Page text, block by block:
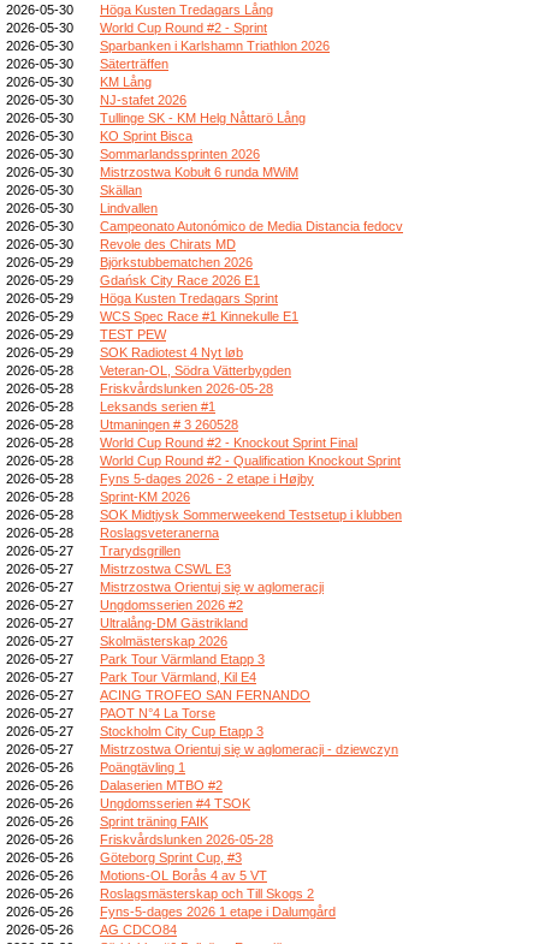
2026-05-30
Höga Kusten Tredagars Lång
2026-05-30
World Cup Round #2 - Sprint
2026-05-30
Sparbanken i Karlshamn Triathlon 2026
2026-05-30
Säterträffen
2026-05-30
KM Lång
2026-05-30
NJ-stafet 2026
2026-05-30
Tullinge SK - KM Helg Nåttarö Lång
2026-05-30
KO Sprint Bisca
2026-05-30
Sommarlandssprinten 2026
2026-05-30
Mistrzostwa Kobułt 6 runda MWiM
2026-05-30
Skällan
2026-05-30
Lindvallen
2026-05-30
Campeonato Autonómico de Media Distancia fedocv
2026-05-30
Revole des Chirats MD
2026-05-29
Björkstubbematchen 2026
2026-05-29
Gdańsk City Race 2026 E1
2026-05-29
Höga Kusten Tredagars Sprint
2026-05-29
WCS Spec Race #1 Kinnekulle E1
2026-05-29
TEST PEW
2026-05-29
SOK Radiotest 4 Nyt løb
2026-05-28
Veteran-OL, Södra Vätterbygden
2026-05-28
Friskvårdslunken 2026-05-28
2026-05-28
Leksands serien #1
2026-05-28
Utmaningen # 3 260528
2026-05-28
World Cup Round #2 - Knockout Sprint Final
2026-05-28
World Cup Round #2 - Qualification Knockout Sprint
2026-05-28
Fyns 5-dages 2026 - 2 etape i Højby
2026-05-28
Sprint-KM 2026
2026-05-28
SOK Midtjysk Sommerweekend Testsetup i klubben
2026-05-28
Roslagsveteranerna
2026-05-27
Trarydsgrillen
2026-05-27
Mistrzostwa CSWL E3
2026-05-27
Mistrzostwa Orientuj się w aglomeracji
2026-05-27
Ungdomsserien 2026 #2
2026-05-27
Ultralång-DM Gästrikland
2026-05-27
Skolmästerskap 2026
2026-05-27
Park Tour Värmland Etapp 3
2026-05-27
Park Tour Värmland, Kil E4
2026-05-27
ACING TROFEO SAN FERNANDO
2026-05-27
PAOT N°4 La Torse
2026-05-27
Stockholm City Cup Etapp 3
2026-05-27
Mistrzostwa Orientuj się w aglomeracji - dziewczyn
2026-05-26
Poängtävling 1
2026-05-26
Dalaserien MTBO #2
2026-05-26
Ungdomsserien #4 TSOK
2026-05-26
Sprint träning FAIK
2026-05-26
Friskvårdslunken 2026-05-28
2026-05-26
Göteborg Sprint Cup, #3
2026-05-26
Motions-OL Borås 4 av 5 VT
2026-05-26
Roslagsmästerskap och Till Skogs 2
2026-05-26
Fyns-5-dages 2026 1 etape i Dalumgård
2026-05-26
AG CDCO84